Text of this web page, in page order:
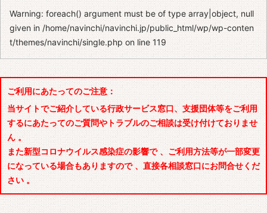
Warning: foreach() argument must be of type array|object, null
given in/home/navinchi/navinchi.jp/public_html/wp/wp-conten
t/themes/navinchi/single.php on line119
ご利用にあたってのご注意：
当サイトでご紹介している行政サービス窓口、支援団体等をご利用
するにあたってのご質問やトラブルのご相談は受け付けておりませ
ん 。
また新型コロナウイルス感染症の影響で 、ご利用方法等が一部変更
になっている場合もありますので 、直接各相談窓口にお問合せくだ
さい 。